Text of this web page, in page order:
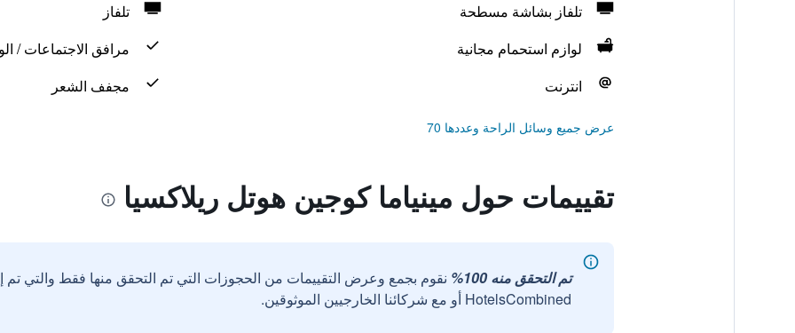
تلفاز بشاشة مسطحة
تلفاز
لوازم استحمام مجانية
مرافق الاجتماعات /
انترنت
مجفف الشعر
عرض جميع وسائل الراحة وعددها 70
تقييمات حول مينياما كوجين هوتل ريلاكسيا
تم التحقق منه 100%
نقوم بجمع وعرض التقييمات من الحجوزات التي تم التحقق منها فقط والتي
HotelsCombined أو مع شركائنا الخارجيين الموثوقين.